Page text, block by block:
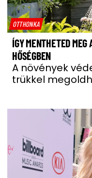
OTTHONKA
ÍGY MENTHETED
HŐSÉGBEN
A növények
trükkel